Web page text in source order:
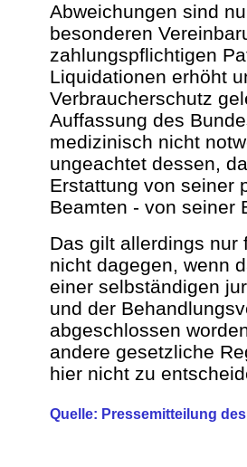
Abweichungen sind
besonderen
zahlungspflichtigen
Liquidationen erhöht
Verbraucherschutz
Auffassung des
medizinisch nicht
ungeachtet dessen,
Erstattung von seiner
Beamten - von seiner
Das gilt allerdings nur
nicht dagegen, wenn
einer selbständigen
und der
abgeschlossen
andere gesetzliche
hier nicht zu
Quelle: Pressemitteilung des